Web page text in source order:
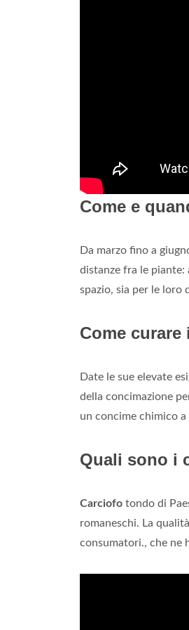
Come e
Da marzo fino a
distanze fra le
spazio, sia per le loro
Come
Date le sue elevate
della concimazione
un concime chimico
Quali sono i
Carciofo tondo di
romaneschi. La
consumatori., che ne